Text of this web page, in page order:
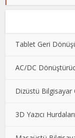
Tablet Geri
AC/DC
Dizüstü Bilgisayar
3D Yazıcı Hurdaları